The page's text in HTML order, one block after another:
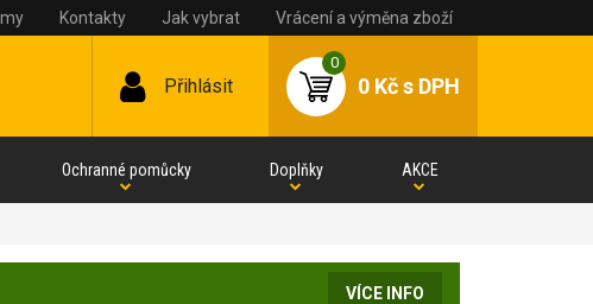
Kontakty Jak vybrat Vrácení a výměna zboží
Přihlásit
0
0 Kčs DPH
Ochranné pomůcky Doplňky AKCE
VÍCE INFO